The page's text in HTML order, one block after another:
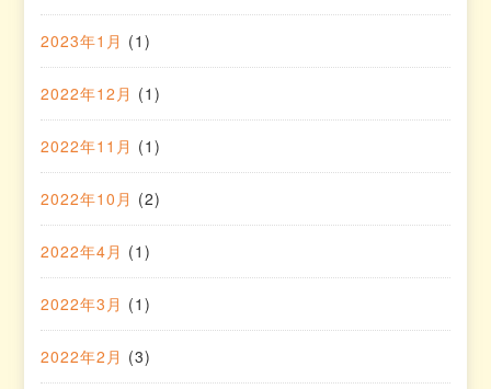
2023年1月 (1)
2022年12月 (1)
2022年11月 (1)
2022年10月 (2)
2022年4月 (1)
2022年3月 (1)
2022年2月 (3)